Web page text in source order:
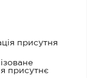
присутня
присутнє